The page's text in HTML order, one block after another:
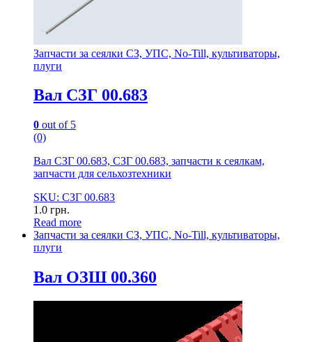
Запчасти за сеялки СЗ, УПС, No-Till, культиваторы,
плуги
Вал СЗГ 00.683
0 out of 5
(0)
Вал СЗГ 00.683, СЗГ 00.683, запчасти к сеялкам,
запчасти для сельхозтехники
SKU: СЗГ 00.683
1.0 грн.
Read more
Запчасти за сеялки СЗ, УПС, No-Till, культиваторы,
плуги
Вал ОЗШ 00.360